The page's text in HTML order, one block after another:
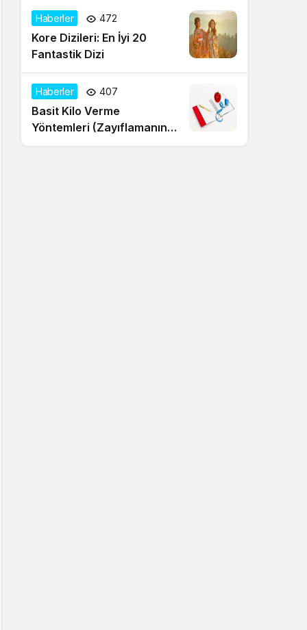
Haberler 472
Kore Dizileri: En İyi 20
Fantastik Dizi
Haberler 407
Basit Kilo Verme
Yöntemleri (Zayıflamanın